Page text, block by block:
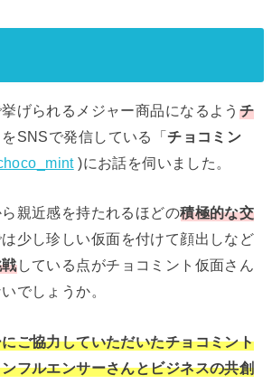
げられるメジャー商品になるよう チ
SNSで発信している「チョコミン
)にお話を伺いました。
親近感を持たれるほどの積極的な交
少し珍しい仮面を付けて顔出しなど
している点がチョコミント仮面さん
でしょうか。
ご協力していただいたチョコミント
フルエンサーさんとビジネスの共創